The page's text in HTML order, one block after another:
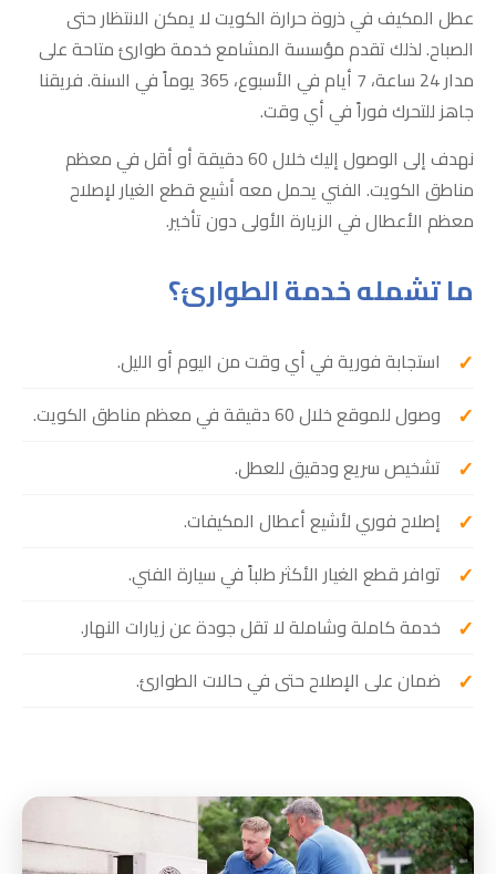
عطل المكيف في ذروة حرارة الكويت لا يمكن الانتظار حتى
الصباح. لذلك تقدم مؤسسة المشامع خدمة طوارئ متاحة على
مدار 24 ساعة، 7 أيام في الأسبوع، 365 يوماً في السنة. فريقنا
جاهز للتحرك فوراً في أي وقت.
نهدف إلى الوصول إليك خلال 60 دقيقة أو أقل في معظم
مناطق الكويت. الفني يحمل معه أشيع قطع الغيار لإصلاح
معظم الأعطال في الزيارة الأولى دون تأخير.
ما تشمله خدمة الطوارئ؟
استجابة فورية في أي وقت من اليوم أو الليل.
وصول للموقع خلال 60 دقيقة في معظم مناطق الكويت.
تشخيص سريع ودقيق للعطل.
إصلاح فوري لأشيع أعطال المكيفات.
توافر قطع الغيار الأكثر طلباً في سيارة الفني.
خدمة كاملة وشاملة لا تقل جودة عن زيارات النهار.
ضمان على الإصلاح حتى في حالات الطوارئ.